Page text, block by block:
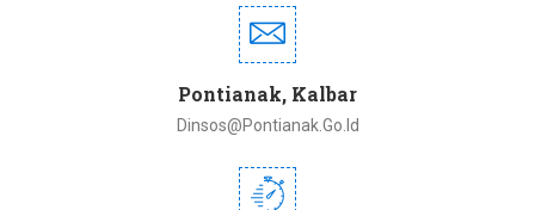
Pontianak, Kalbar
Dinsos@pontianak.go.id